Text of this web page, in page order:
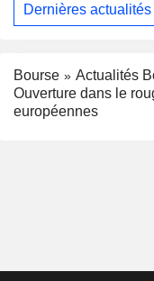
Dernières actualités
Bourse
Actualités
Ouverture dans le
européennes